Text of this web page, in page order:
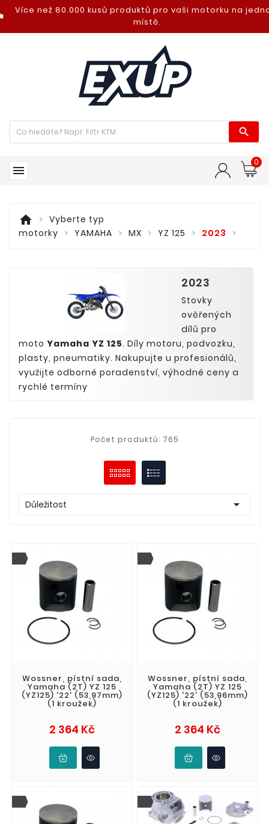
Více než 80.000 kusů produktů pro vaši motorku na
místě.


0
home
Vyberte typ
motorky
YAMAHA MX YZ 125 2023
2023
Stovky
ověřených
dílů pro
moto Yamaha YZ 125. Díly motoru, podvozku,
plasty, pneumatiky. Nakupujte u profesionálů,
využijte odborné poradenství, výhodné ceny a
rychlé termíny
Počet produktů: 765
Důležitost 
Wossner, pístní sada,
Yamaha (2T) YZ 125
(YZ125) '22' (53,97mm)
(1 kroužek)
2 364 KčCena
Wossner, pístní sada,
Yamaha (2T) YZ 125
(YZ125) '22' (53,96mm)
(1 kroužek)
2 364 KčCena